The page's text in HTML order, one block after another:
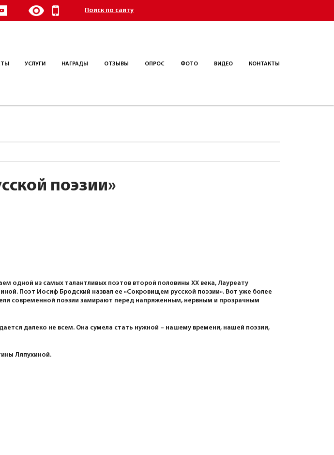
Поиск по сайту
УСЛУГИ НАГРАДЫ ОТЗЫВЫ ОПРОС ФОТО ВИДЕО КОНТАКТЫ
поэзии»
одной из самых талантливых поэтов второй половины XX века, Лауреату
Поэт Иосиф Бродский назвал ее «Сокровищем русской поэзии». Вот уже более
современной поэзии замирают перед напряженным, нервным и прозрачным
далеко не всем. Она сумела стать нужной – нашему времени, нашей поэзии,
Ляпухиной.